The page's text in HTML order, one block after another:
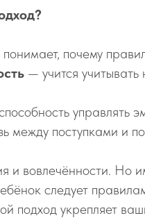
почему
— учится
управлять
между поступками и
и вовлечённости. Но
следует
подход укрепляет